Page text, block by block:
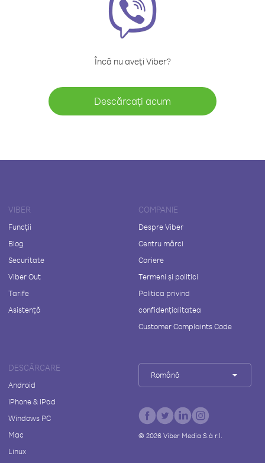
Încă nu aveți Viber?
Descărcați acum
VIBER
Funcții
Blog
Securitate
Viber Out
Tarife
Asistență
COMPANIE
Despre Viber
Centru mărci
Cariere
Termeni și politici
Politica privind
confidențialitatea
Customer Complaints Code
DESCĂRCARE
Android
iPhone & iPad
Windows PC
Mac
Linux
Română
© 2026Viber Media S.à r.l.